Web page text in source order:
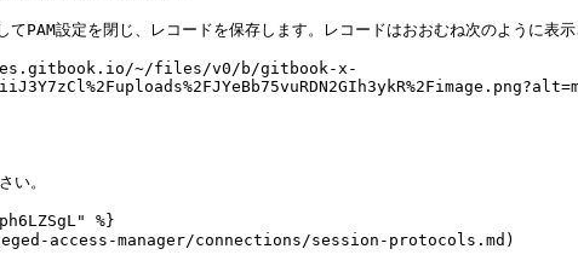
設定を閉じ、レコードを保存します。レコードはおおむね次のように表示
~/files/v0/b/gitbook-x-
い。
%}
access-manager/connections/session-protocols.md)